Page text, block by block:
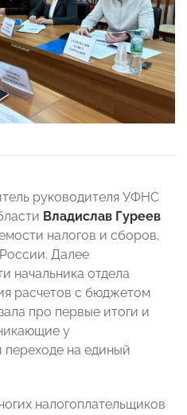
руководителя УФНС
Владислав Гуреев
налогов и сборов,
Далее
начальника отдела
расчетов с бюджетом
про первые итоги и
у
переходе на единый
налогоплательщиков